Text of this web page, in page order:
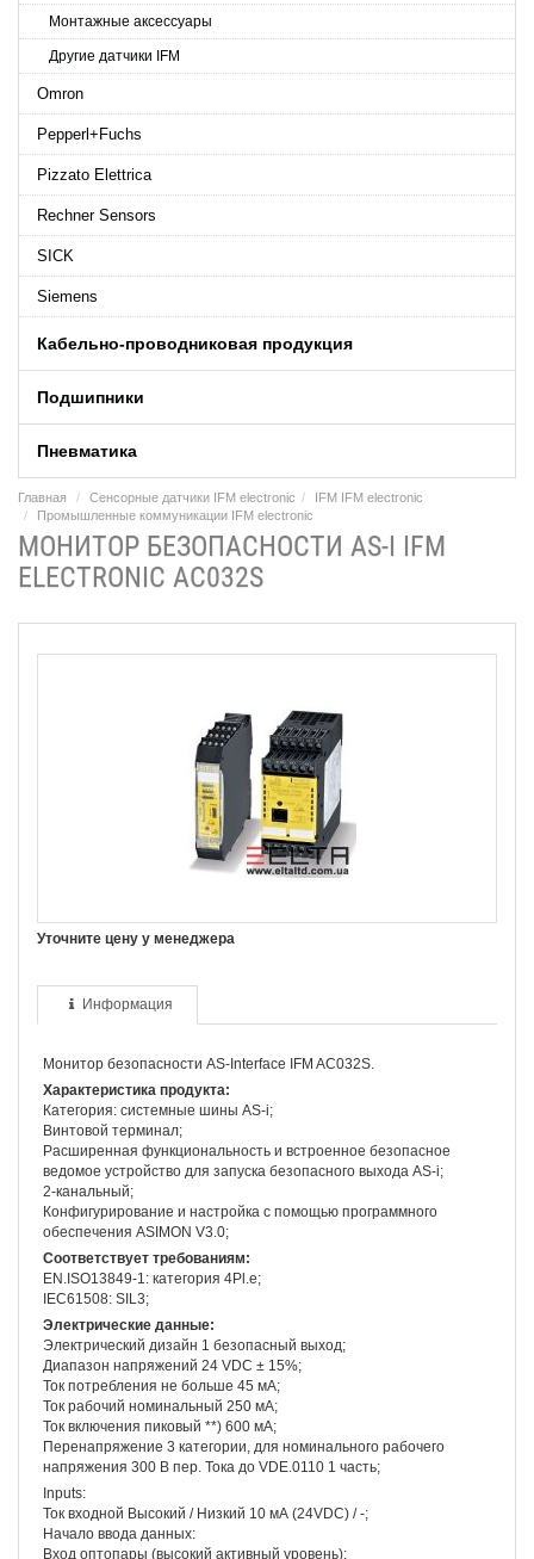
Монтажные аксессуары
Другие датчики IFM
Omron
Pepperl+Fuchs
Pizzato Elettrica
Rechner Sensors
SICK
Siemens
Кабельно-проводниковая продукция
Подшипники
Пневматика
Главная Сенсорные датчики IFM electronic
IFM IFM electronic
Промышленные коммуникации IFM electronic
МОНИТОР БЕЗОПАСНОСТИ AS-I IFM
ELECTRONIC AC032S
Уточните цену у менеджера
Информация
Монитор безопасности AS-Interface IFM AC032S.
Характеристика продукта:
Категория: системные шины AS-i;
Винтовой терминал;
Расширенная функциональность и встроенное безопасное
ведомое устройство для запуска безопасного выхода AS-i;
2-канальный;
Конфигурирование и настройка с помощью программного
обеспечения ASIMON V3.0;
Соответствует требованиям:
EN.ISO13849-1: категория 4Pl.e;
IEC61508: SIL3;
Электрические данные:
Электрический дизайн 1 безопасный выход;
Диапазон напряжений 24 VDC ± 15%;
Ток потребления не больше 45 мА;
Ток рабочий номинальный 250 мА;
Ток включения пиковый **) 600 мА;
Перенапряжение 3 категории, для номинального рабочего
напряжения 300 В пер. Тока до VDE.0110 1 часть;
Inputs:
Ток входной Высокий / Низкий 10 мА (24VDC) / -;
Начало ввода данных:
Вход оптопары (высокий активный уровень);